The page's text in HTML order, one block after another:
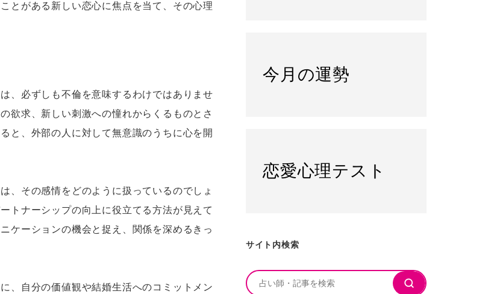
とがある新しい恋心に焦点を当て、その心理
、必ずしも不倫を意味するわけではありませ
欲求、新しい刺激への憧れからくるものとさ
と、外部の人に対して無意識のうちに心を開
、その感情をどのように扱っているのでしょ
トナーシップの向上に役立てる方法が見えて
ケーションの機会と捉え、関係を深めるきっ
、自分の価値観や結婚生活へのコミットメン
今月の運勢
恋愛心理テスト
サイト内検索